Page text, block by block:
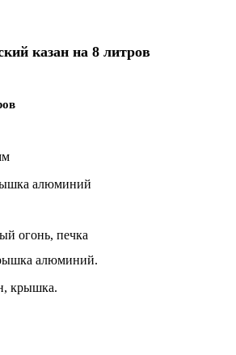
казан на 8 литров
алюминий
огонь, печка
алюминий.
крышка.